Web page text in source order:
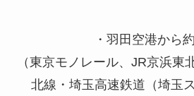
・羽田空港から約
（東京モノレール、 JR京浜東
北線・埼玉高速鉄道（埼玉